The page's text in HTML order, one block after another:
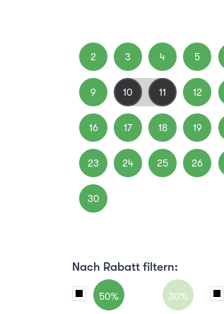
2 3 4 5
9 10 11 12
16 17 18 19
23 24 25 26
30
Nach Rabatt filtern:
50% 30%